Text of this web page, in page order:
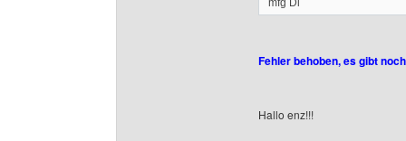
mfg Di
Fehler behoben, es gibt
Hallo enz!!!